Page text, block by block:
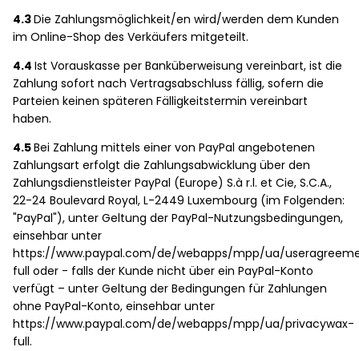
4.3Die Zahlungsmöglichkeit/en wird/werden dem Kunden
im Online-Shop des Verkäufers mitgeteilt.
4.4 Ist Vorauskasse per Banküberweisung vereinbart, ist die
Zahlung sofort nach Vertragsabschluss fällig, sofern die
Parteien keinen späteren Fälligkeitstermin vereinbart
haben.
4.5Bei Zahlung mittels einer von PayPal angebotenen
Zahlungsart erfolgt die Zahlungsabwicklung über den
Zahlungsdienstleister PayPal (Europe) S.à r.l. et Cie, S.C.A.,
22-24 Boulevard Royal, L-2449 Luxembourg (im Folgenden:
"PayPal"), unter Geltung der PayPal-Nutzungsbedingungen,
einsehbar unter
https://www.paypal.com/de/webapps/mpp/ua/
full oder - falls der Kunde nicht über ein PayPal-Konto
verfügt – unter Geltung der Bedingungen für Zahlungen
ohne PayPal-Konto, einsehbar unter
https://www.paypal.com/de/webapps/mpp/ua/privacywax-
full.